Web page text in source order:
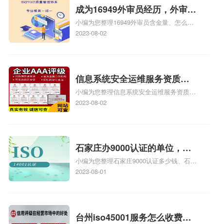
成为16949外审员经历，外审员
16949
小编为您整理16949外审员含金量、怎么才
能成为注册的TS16949:2009的外审员、我
2023-08-02
信息系统安全运维服务资质二
级费用，信息系统安全运维服
务资质二级
小编为您整理信息系统安全运维服务资质认
证证书机构有哪些、安全运维服务资质的费
体系认证知识，详情可查看下方正文！
2023-08-02
石家庄办9000认证的单位，石
家庄9000认证的公司
小编为您整理石家庄9000认证多少钱、石家
庄9000认证价格多少钱、石家庄9000认证
2023-08-01
台州iso45001服务怎么收费，